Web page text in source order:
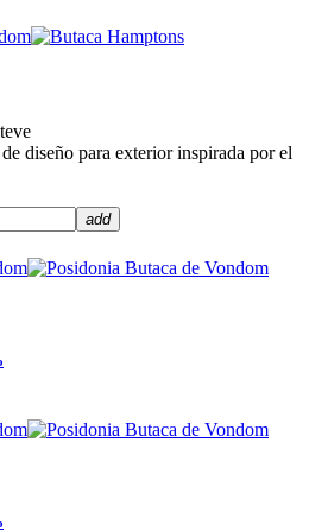
diseño para exterior inspirada por el
add